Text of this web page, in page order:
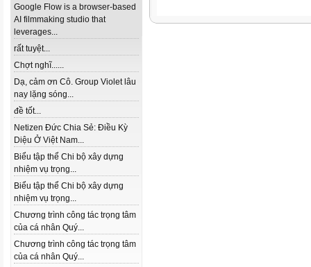
Google Flow is a browser-based
AI filmmaking studio that
leverages...
rất tuyệt...
Chợt nghĩ......
Dạ, cảm ơn Cô. Group Violet lâu
nay lặng sóng...
đề tốt...
Netizen Đức Chia Sẻ: Điều Kỳ
Diệu Ở Việt Nam...
Biểu tập thể Chi bộ xây dựng
nhiệm vụ trọng...
Biểu tập thể Chi bộ xây dựng
nhiệm vụ trọng...
Chương trình công tác trọng tâm
của cá nhân Quý...
Chương trình công tác trọng tâm
của cá nhân Quý...